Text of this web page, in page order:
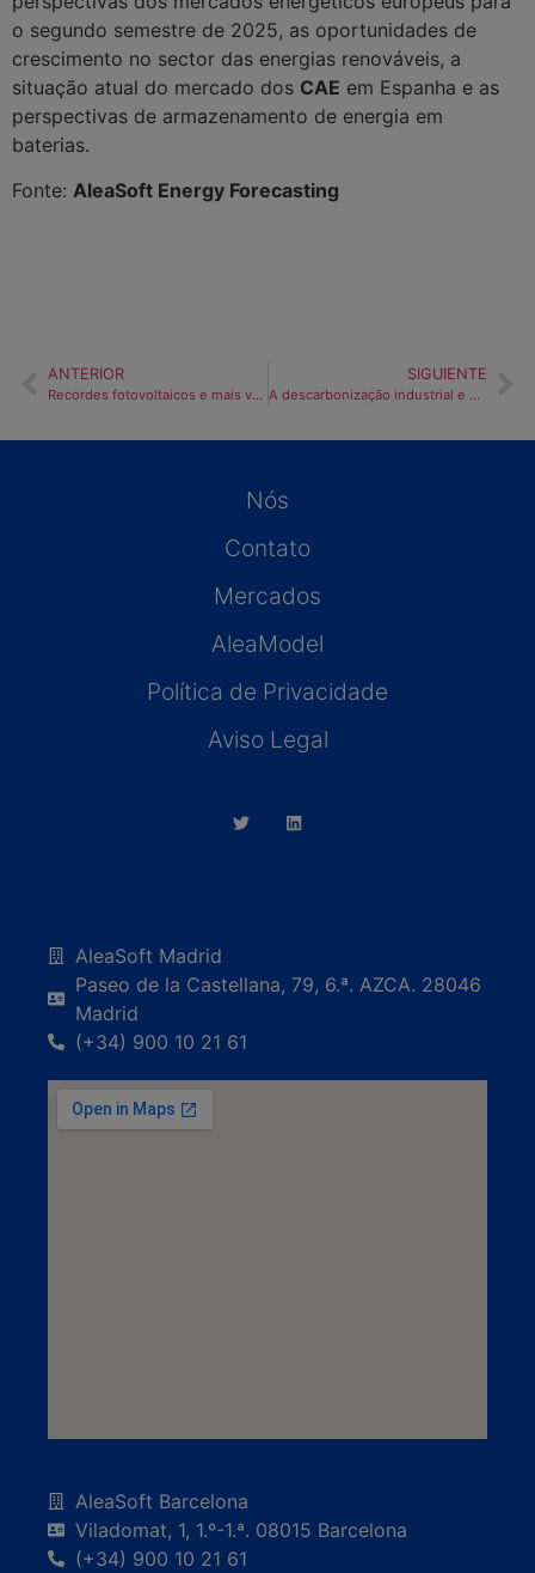
o segundo semestre de 2025, as oportunidades de
crescimento no sector das energias renováveis, a
situação atual do mercado dos CAE em Espanha e as
perspectivas de armazenamento de energia em
baterias.
Fonte: AleaSoft Energy Forecasting
ANTERIOR
Recordes fotovoltaicos e mais vento ajudam a conter os preços do mercado europeu da eletricidade na quarta semana de maio
SIGUIENTE
A descarbonização industrial e o desafio do novo paradigma da eletricidade
Nós
Contato
Mercados
AleaModel
Política de Privacidade
Aviso Legal
AleaSoft Madrid
Paseo de la Castellana, 79, 6.ª. AZCA. 28046
Madrid
(+34) 900 10 21 61
AleaSoft Barcelona
Viladomat, 1, 1.º-1.ª. 08015 Barcelona
(+34) 900 10 21 61